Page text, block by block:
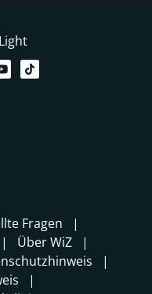
Fragen
Über WiZ